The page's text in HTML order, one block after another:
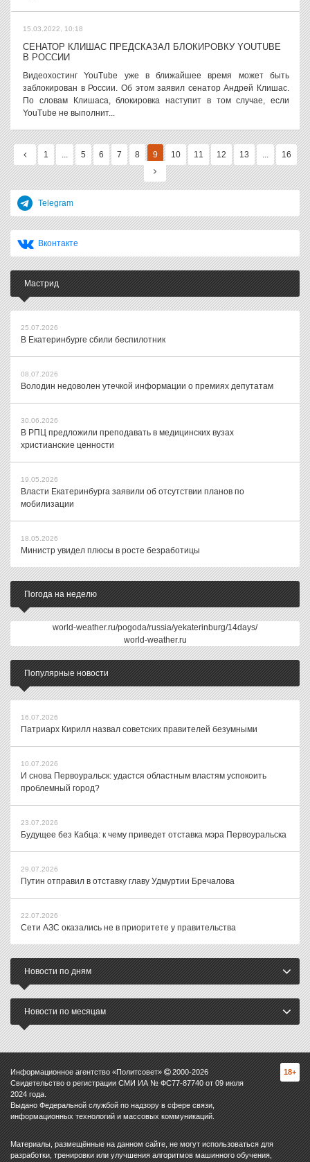
15.03.2022, 10:18
СЕНАТОР КЛИШАС ПРЕДСКАЗАЛ БЛОКИРОВКУ YOUTUBE
В РОССИИ
Видеохостинг YouTube уже в ближайшее время может быть
заблокирован в России. Об этом заявил сенатор Андрей Клишас.
По словам Клишаса, блокировка наступит в том случае, если
YouTube не выполнит...
1 ... 5 6 7 8 9 10 11 12 13 ... 16
Telegram
Вконтакте
Мастрид
25.07.2026
В Екатеринбурге сбили беспилотник
08.07.2026
Володин недоволен утечкой информации о премиях депутатам
30.06.2026
В РПЦ предложили преподавать в медицинских вузах
христианские ценности
19.05.2026
Власти Екатеринбурга заявили об отсутствии планов по
мобилизации
18.05.2026
Министр увидел плюсы в росте безработицы
Погода на неделю
world-weather.ru/pogoda/russia/yekaterinburg/14days/
world-weather.ru
Популярные новости
16.07.2026
Патриарх Кирилл назвал советских правителей безумными
10.07.2026
И снова Первоуральск: удастся областным властям успокоить
проблемный город?
23.07.2026
Будущее без Кабца: к чему приведет отставка мэра Первоуральска
29.07.2026
Путин отправил в отставку главу Удмуртии Бречалова
22.07.2026
Сети АЗС оказались не в приоритете у правительства
Новости по дням
Новости по месяцам
Информационное агентство «Политсовет» 2000-2026
Свидетельство о регистрации СМИ ИА № ФС77-87740 от 09 июля
2024 года.
Выдано Федеральной службой по надзору в сфере связи,
информационных технологий и массовых коммуникаций.
18+
Материалы, размещённые на данном сайте, не могут использоваться для
разработки, тренировки или улучшения алгоритмов машинного обучения,